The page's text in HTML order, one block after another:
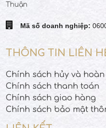
Thuận
Mã số doanh nghiệp:
THÔNG TIN LIÊN
Chính sách hủy và
Chính sách thanh toán
Chính sách giao hàng
Chính sách bảo mật